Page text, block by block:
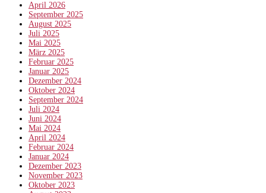
April 2026
September 2025
August 2025
Juli 2025
Mai 2025
März 2025
Februar 2025
Januar 2025
Dezember 2024
Oktober 2024
September 2024
Juli 2024
Juni 2024
Mai 2024
April 2024
Februar 2024
Januar 2024
Dezember 2023
November 2023
Oktober 2023